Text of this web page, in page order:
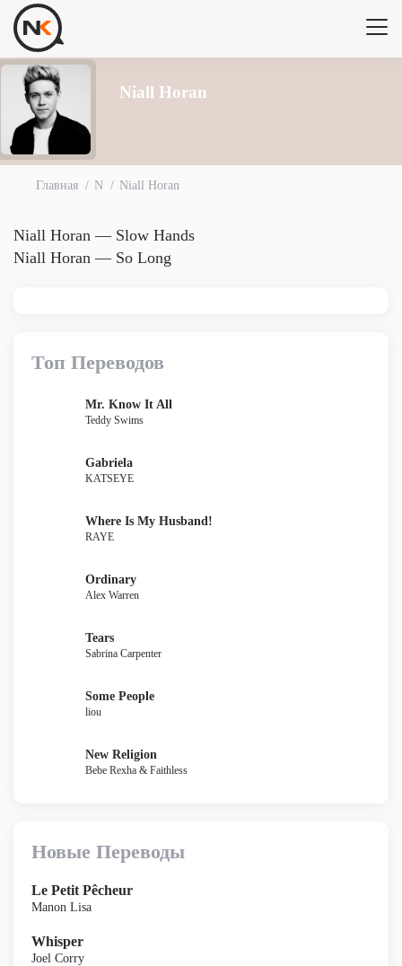
Niall Horan
Главная N Niall Horan
Niall Horan — Slow Hands
Niall Horan — So Long
Топ Переводов
Mr. Know It All
Teddy Swims
Gabriela
KATSEYE
Where Is My Husband!
RAYE
Ordinary
Alex Warren
Tears
Sabrina Carpenter
Some People
liou
New Religion
Bebe Rexha & Faithless
Новые Переводы
Le Petit Pêcheur
Manon Lisa
Whisper
Joel Corry